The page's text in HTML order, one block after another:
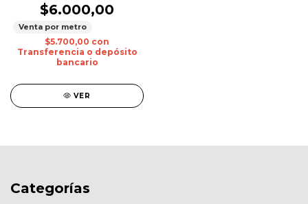
$6.000,00
Venta por metro
$5.700,00 con
Transferencia o depósito
bancario
VER
Categorías